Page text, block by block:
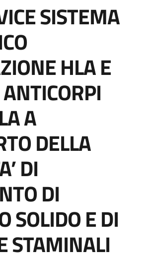
SISTEMA
HLA E
A
DELLA
DI
DI
SOLIDO E DI
STAMINALI